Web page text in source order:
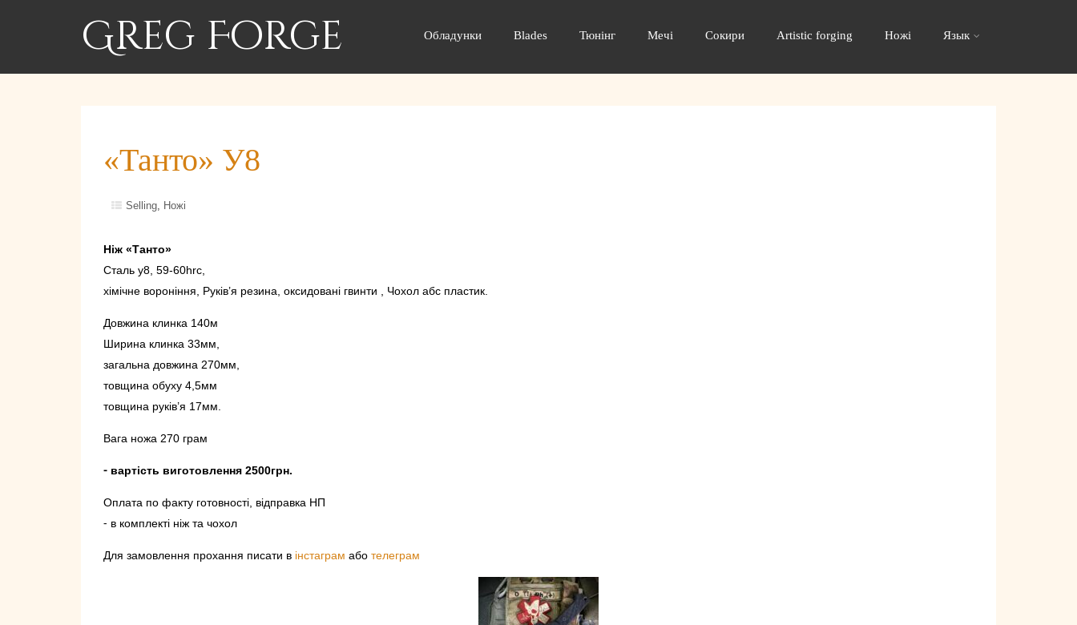
Greg Forge Обладунки Blades Тюнінг Мечі Сокири Artistic forging Ножі Язык
«Танто» У8
Selling, Ножі
Ніж «Танто»
Сталь у8, 59-60hrc,
хімічне вороніння, Руків’я резина, оксидовані гвинти , Чохол абс пластик.
Довжина клинка 140м
Ширина клинка 33мм,
загальна довжина 270мм,
товщина обуху 4,5мм
товщина руків’я 17мм.
Вага ножа 270 грам
⁃ вартість виготовлення 2500грн.
Оплата по факту готовності, відправка НП
⁃ в комплекті ніж та чохол
Для замовлення прохання писати в інстаграм аботелеграм